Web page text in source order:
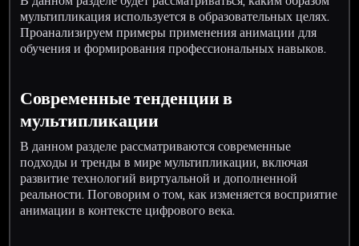
мультипликация используется в образовательных целях.
Проанализируем примеры применения анимации для
обучения и формирования профессиональных навыков.
Современные тенденции в
мультипликации
В данном разделе рассматриваются современные
подходы и тренды в мире мультипликации, включая
развитие технологий виртуальной и дополненной
реальности. Поговорим о том, как изменяется восприятие
анимации в контексте цифрового века.